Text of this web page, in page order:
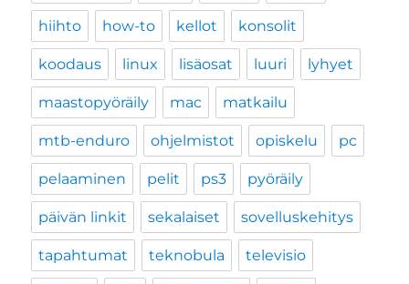
hiihto how-to kellot konsolit
koodaus linux lisäosat luuri lyhyet
maastopyöräily mac matkailu
mtb-enduro ohjelmistot opiskelu pc
pelaaminen pelit ps3 pyöräily
päivän linkit sekalaiset sovelluskehitys
tapahtumat teknobula televisio